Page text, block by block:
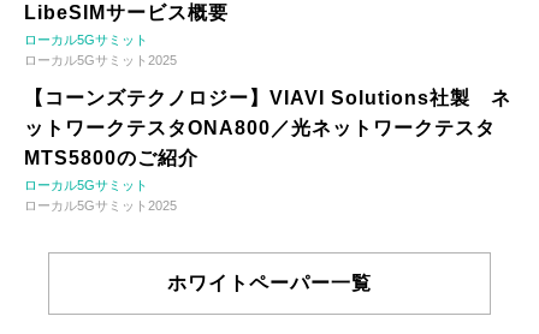
LibeSIMサービス概要
ローカル5Gサミット
ローカル5Gサミット2025
【コーンズテクノロジー】VIAVI Solutions社製 ネ
ットワークテスタONA800／光ネットワークテスタ
MTS5800のご紹介
ローカル5Gサミット
ローカル5Gサミット2025
ホワイトペーパー一覧